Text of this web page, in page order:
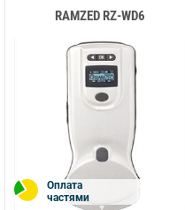
RAMZED RZ-WD6
Оплата
частями